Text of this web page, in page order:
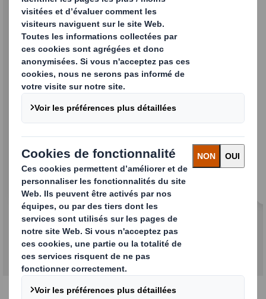
expérience et de la même
proposition de valeure
Alors que les deux entreprises poursuivent
leur intégration, vous pouvez vous attendre à
d'habitude avec la même équipe de confiance
pour nos relations commerciales, nos
approvisionnements et nos services. Nous
continuerons à prendre contact avec vous pour
nous assurer que nous vous servons avec
excellence à chaque étape.